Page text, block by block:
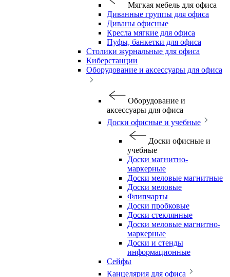
Мягкая мебель для офиса
Диванные группы для офиса
Диваны офисные
Кресла мягкие для офиса
Пуфы, банкетки для офиса
Столики журнальные для офиса
Киберстанции
Оборудование и аксессуары для офиса
Оборудование и
аксессуары для офиса
Доски офисные и учебные
Доски офисные и
учебные
Доски магнитно-
маркерные
Доски меловые магнитные
Доски меловые
Флипчарты
Доски пробковые
Доски стеклянные
Доски меловые магнитно-
маркерные
Доски и стенды
информационные
Сейфы
Канцелярия для офиса